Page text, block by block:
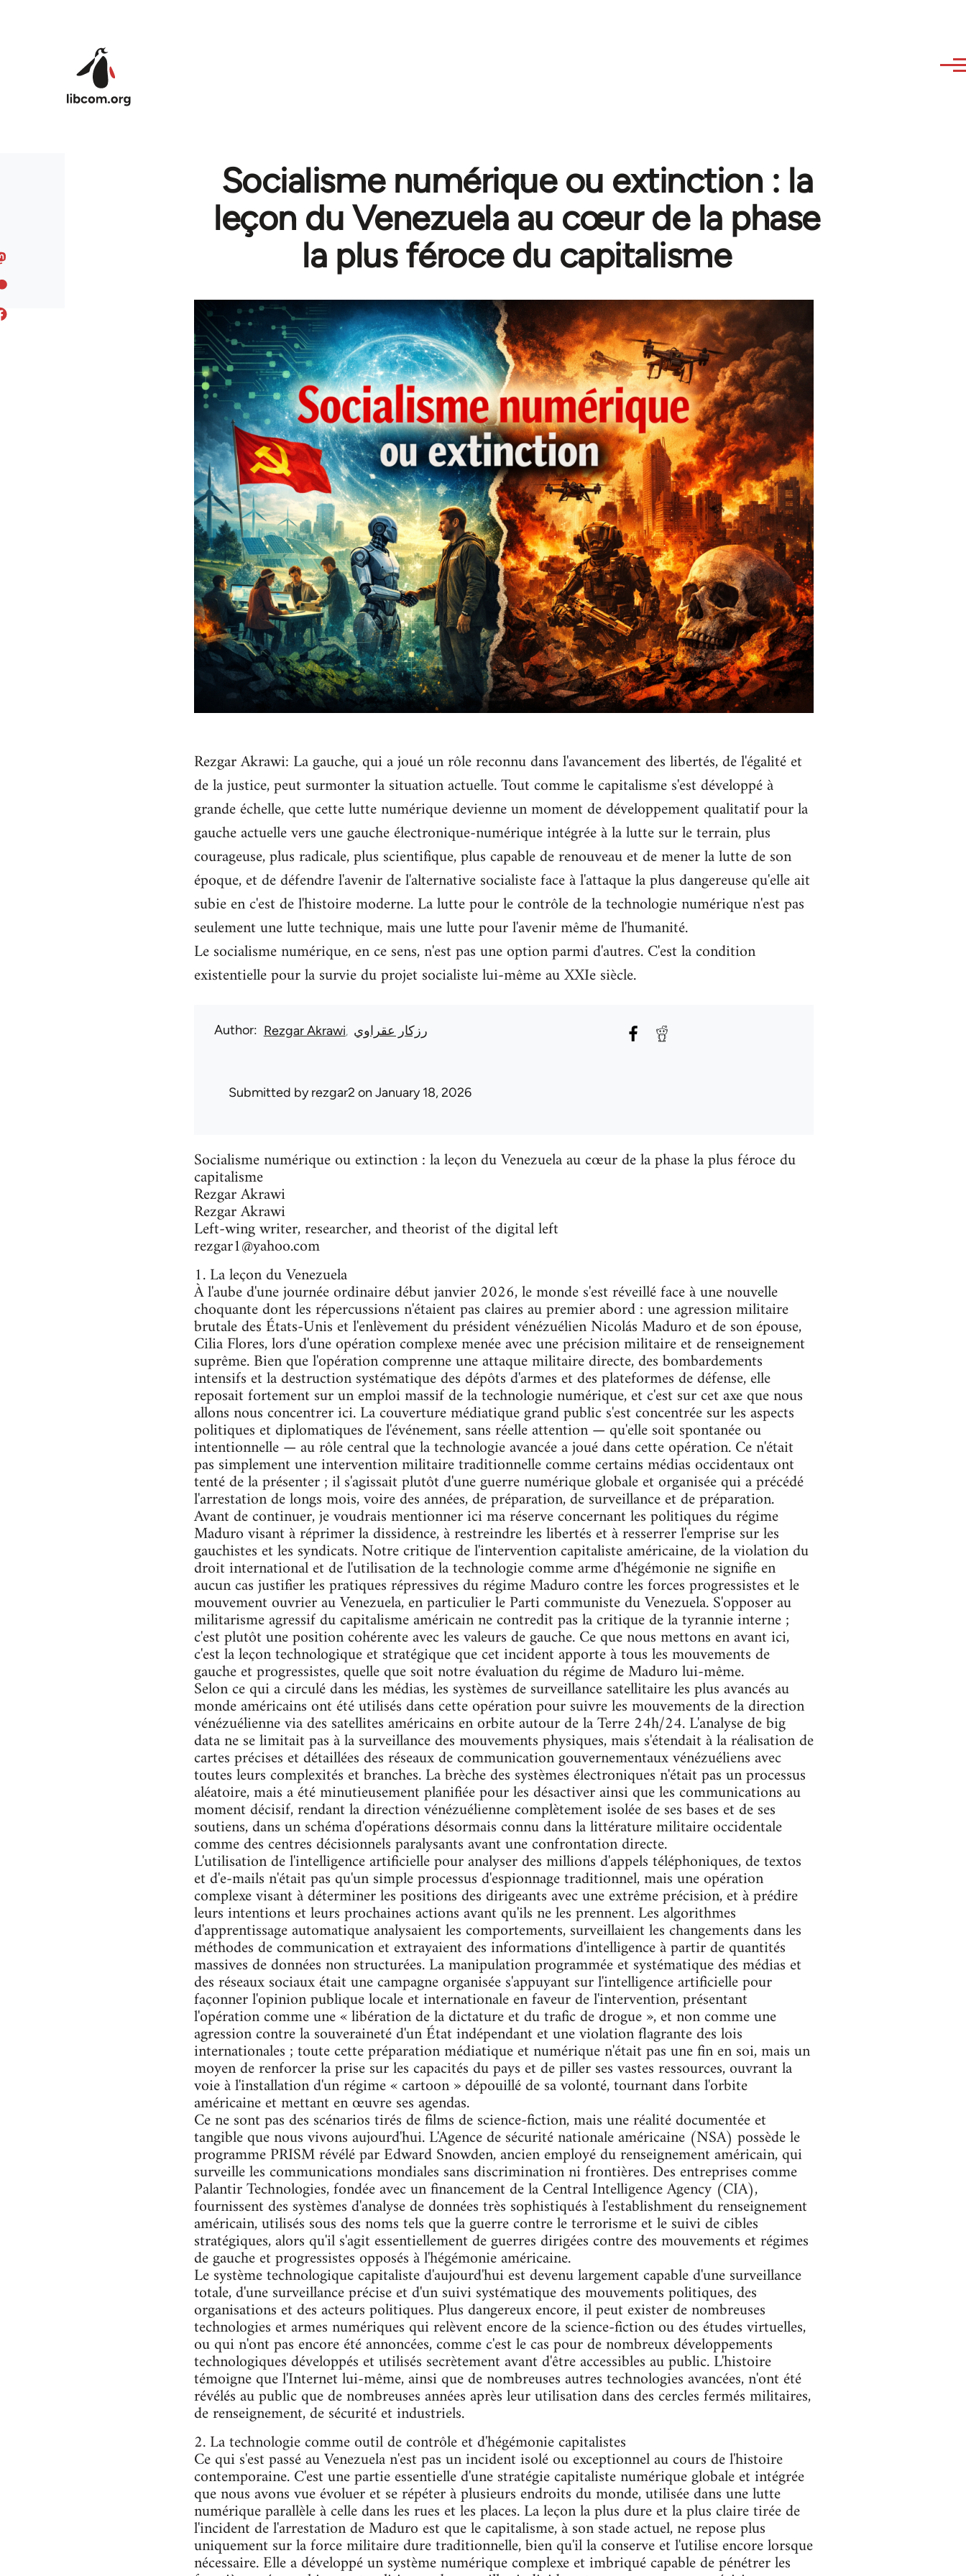
Socialisme numérique ou extinction : la
leçon du Venezuela au cœur de la phase
la plus féroce du capitalisme
Rezgar Akrawi: La gauche, qui a joué un rôle reconnu dans l'avancement des libertés, de l'égalité et
de la justice, peut surmonter la situation actuelle. Tout comme le capitalisme s'est développé à
grande échelle, que cette lutte numérique devienne un moment de développement qualitatif pour la
gauche actuelle vers une gauche électronique-numérique intégrée à la lutte sur le terrain, plus
courageuse, plus radicale, plus scientifique, plus capable de renouveau et de mener la lutte de son
époque, et de défendre l'avenir de l'alternative socialiste face à l'attaque la plus dangereuse qu'elle ait
subie en c'est de l'histoire moderne. La lutte pour le contrôle de la technologie numérique n'est pas
seulement une lutte technique, mais une lutte pour l'avenir même de l'humanité.
Le socialisme numérique, en ce sens, n'est pas une option parmi d'autres. C'est la condition
existentielle pour la survie du projet socialiste lui-même au XXIe siècle.
Author Rezgar Akrawi رزكار عقراوي
Submitted byrezgar2 on January 18, 2026
Socialisme numérique ou extinction : la leçon du Venezuela au cœur de la phase la plus féroce du
capitalisme
Rezgar Akrawi
Rezgar Akrawi
Left-wing writer, researcher, and theorist of the digital left
rezgar1@yahoo.com
1. La leçon du Venezuela
À l'aube d'une journée ordinaire début janvier 2026, le monde s'est réveillé face à une nouvelle
choquante dont les répercussions n'étaient pas claires au premier abord : une agression militaire
brutale des États-Unis et l'enlèvement du président vénézuélien Nicolás Maduro et de son épouse,
Cilia Flores, lors d'une opération complexe menée avec une précision militaire et de renseignement
suprême. Bien que l'opération comprenne une attaque militaire directe, des bombardements
intensifs et la destruction systématique des dépôts d'armes et des plateformes de défense, elle
reposait fortement sur un emploi massif de la technologie numérique, et c'est sur cet axe que nous
allons nous concentrer ici. La couverture médiatique grand public s'est concentrée sur les aspects
politiques et diplomatiques de l'événement, sans réelle attention — qu'elle soit spontanée ou
intentionnelle — au rôle central que la technologie avancée a joué dans cette opération. Ce n'était
pas simplement une intervention militaire traditionnelle comme certains médias occidentaux ont
tenté de la présenter ; il s'agissait plutôt d'une guerre numérique globale et organisée qui a précédé
l'arrestation de longs mois, voire des années, de préparation, de surveillance et de préparation.
Avant de continuer, je voudrais mentionner ici ma réserve concernant les politiques du régime
Maduro visant à réprimer la dissidence, à restreindre les libertés et à resserrer l'emprise sur les
gauchistes et les syndicats. Notre critique de l'intervention capitaliste américaine, de la violation du
droit international et de l'utilisation de la technologie comme arme d'hégémonie ne signifie en
aucun cas justifier les pratiques répressives du régime Maduro contre les forces progressistes et le
mouvement ouvrier au Venezuela, en particulier le Parti communiste du Venezuela. S'opposer au
militarisme agressif du capitalisme américain ne contredit pas la critique de la tyrannie interne ;
c'est plutôt une position cohérente avec les valeurs de gauche. Ce que nous mettons en avant ici,
c'est la leçon technologique et stratégique que cet incident apporte à tous les mouvements de
gauche et progressistes, quelle que soit notre évaluation du régime de Maduro lui-même.
Selon ce qui a circulé dans les médias, les systèmes de surveillance satellitaire les plus avancés au
monde américains ont été utilisés dans cette opération pour suivre les mouvements de la direction
vénézuélienne via des satellites américains en orbite autour de la Terre 24h/24. L'analyse de big
data ne se limitait pas à la surveillance des mouvements physiques, mais s'étendait à la réalisation de
cartes précises et détaillées des réseaux de communication gouvernementaux vénézuéliens avec
toutes leurs complexités et branches. La brèche des systèmes électroniques n'était pas un processus
aléatoire, mais a été minutieusement planifiée pour les désactiver ainsi que les communications au
moment décisif, rendant la direction vénézuélienne complètement isolée de ses bases et de ses
soutiens, dans un schéma d'opérations désormais connu dans la littérature militaire occidentale
comme des centres décisionnels paralysants avant une confrontation directe.
L'utilisation de l'intelligence artificielle pour analyser des millions d'appels téléphoniques, de textos
et d'e-mails n'était pas qu'un simple processus d'espionnage traditionnel, mais une opération
complexe visant à déterminer les positions des dirigeants avec une extrême précision, et à prédire
leurs intentions et leurs prochaines actions avant qu'ils ne les prennent. Les algorithmes
d'apprentissage automatique analysaient les comportements, surveillaient les changements dans les
méthodes de communication et extrayaient des informations d'intelligence à partir de quantités
massives de données non structurées. La manipulation programmée et systématique des médias et
des réseaux sociaux était une campagne organisée s'appuyant sur l'intelligence artificielle pour
façonner l'opinion publique locale et internationale en faveur de l'intervention, présentant
l'opération comme une « libération de la dictature et du trafic de drogue », et non comme une
agression contre la souveraineté d'un État indépendant et une violation flagrante des lois
internationales ; toute cette préparation médiatique et numérique n'était pas une fin en soi, mais un
moyen de renforcer la prise sur les capacités du pays et de piller ses vastes ressources, ouvrant la
voie à l'installation d'un régime « cartoon » dépouillé de sa volonté, tournant dans l'orbite
américaine et mettant en œuvre ses agendas.
Ce ne sont pas des scénarios tirés de films de science-fiction, mais une réalité documentée et
tangible que nous vivons aujourd'hui. L'Agence de sécurité nationale américaine (NSA) possède le
programme PRISM révélé par Edward Snowden, ancien employé du renseignement américain, qui
surveille les communications mondiales sans discrimination ni frontières. Des entreprises comme
Palantir Technologies, fondée avec un financement de la Central Intelligence Agency (CIA),
fournissent des systèmes d'analyse de données très sophistiqués à l'establishment du renseignement
américain, utilisés sous des noms tels que la guerre contre le terrorisme et le suivi de cibles
stratégiques, alors qu'il s'agit essentiellement de guerres dirigées contre des mouvements et régimes
de gauche et progressistes opposés à l'hégémonie américaine.
Le système technologique capitaliste d'aujourd'hui est devenu largement capable d'une surveillance
totale, d'une surveillance précise et d'un suivi systématique des mouvements politiques, des
organisations et des acteurs politiques. Plus dangereux encore, il peut exister de nombreuses
technologies et armes numériques qui relèvent encore de la science-fiction ou des études virtuelles,
ou qui n'ont pas encore été annoncées, comme c'est le cas pour de nombreux développements
technologiques développés et utilisés secrètement avant d'être accessibles au public. L'histoire
témoigne que l'Internet lui-même, ainsi que de nombreuses autres technologies avancées, n'ont été
révélés au public que de nombreuses années après leur utilisation dans des cercles fermés militaires,
de renseignement, de sécurité et industriels.
2. La technologie comme outil de contrôle et d'hégémonie capitalistes
Ce qui s'est passé au Venezuela n'est pas un incident isolé ou exceptionnel au cours de l'histoire
contemporaine. C'est une partie essentielle d'une stratégie capitaliste numérique globale et intégrée
que nous avons vue évoluer et se répéter à plusieurs endroits du monde, utilisée dans une lutte
numérique parallèle à celle dans les rues et les places. La leçon la plus dure et la plus claire tirée de
l'incident de l'arrestation de Maduro est que le capitalisme, à son stade actuel, ne repose plus
uniquement sur la force militaire dure traditionnelle, bien qu'il la conserve et l'utilise encore lorsque
nécessaire. Elle a développé un système numérique complexe et imbriqué capable de pénétrer les